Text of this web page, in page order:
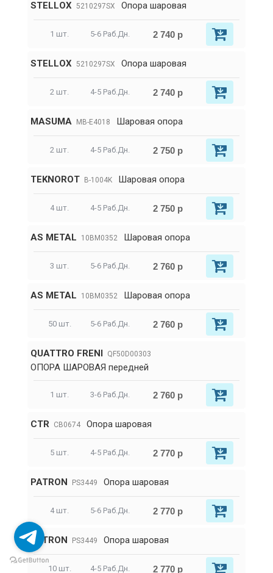
STELLOX 5210297SX Опора шаровая
1 шт. 5-6 Раб.Дн. 2 740 р
STELLOX 5210297SX Опора шаровая
2 шт. 4-5 Раб.Дн. 2 740 р
MASUMA MB-E4018 Шаровая опора
2 шт. 4-5 Раб.Дн. 2 750 р
TEKNOROT B-1004K Шаровая опора
4 шт. 4-5 Раб.Дн. 2 750 р
AS METAL 10BM0352 Шаровая опора
3 шт. 5-6 Раб.Дн. 2 760 р
AS METAL 10BM0352 Шаровая опора
50 шт. 5-6 Раб.Дн. 2 760 р
QUATTRO FRENI QF50D00303
ОПОРА ШАРОВАЯ передней
1 шт. 3-6 Раб.Дн. 2 760 р
CTR CB0674 Опора шаровая
5 шт. 4-5 Раб.Дн. 2 770 р
PATRON PS3449 Опора шаровая
4 шт. 5-6 Раб.Дн. 2 770 р
PATRON PS3449 Опора шаровая
10 шт. 4-5 Раб.Дн. 2 770 р